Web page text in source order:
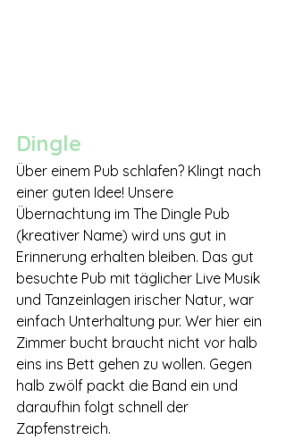
Dingle
Über einem Pub schlafen? Klingt nach
einer guten Idee! Unsere
Übernachtung im The Dingle Pub
(kreativer Name) wird uns gut in
Erinnerung erhalten bleiben. Das gut
besuchte Pub mit täglicher Live Musik
und Tanzeinlagen irischer Natur, war
einfach Unterhaltung pur. Wer hier ein
Zimmer bucht braucht nicht vor halb
eins ins Bett gehen zu wollen. Gegen
halb zwölf packt die Band ein und
daraufhin folgt schnell der
Zapfenstreich.